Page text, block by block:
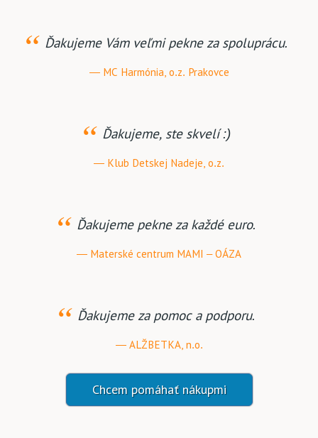
Ďakujeme Vám veľmi pekne za spoluprácu.
MC Harmónia, o.z. Prakovce
Ďakujeme, ste skvelí :)
Klub Detskej Nadeje, o.z.
Ďakujeme pekne za každé euro.
Materské centrum MAMI – OÁZA
Ďakujeme za pomoc a podporu.
ALŽBETKA, n.o.
Chcem pomáhať nákupmi